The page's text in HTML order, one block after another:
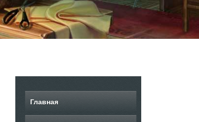
Главная